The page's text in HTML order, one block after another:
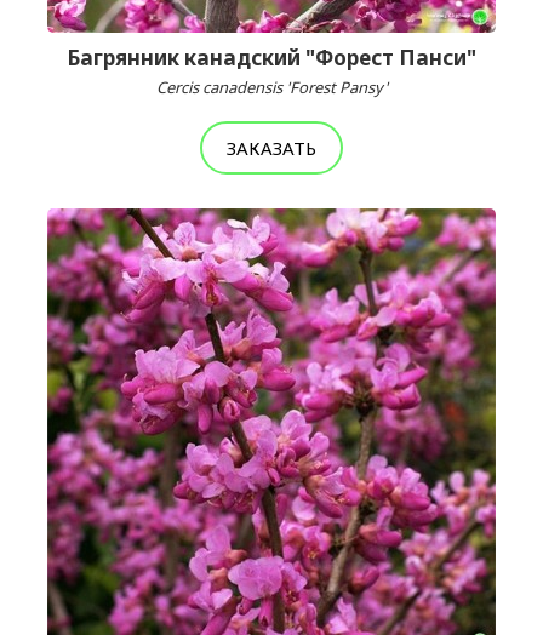
Багрянник канадский "Форест Панси"
Cercis canadensis 'Forest Pansy'
ЗАКАЗАТЬ